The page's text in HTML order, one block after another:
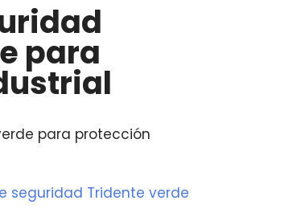
para
para protección
seguridad Tridente verde